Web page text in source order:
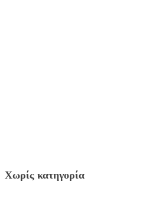
Χωρίς κατηγορία